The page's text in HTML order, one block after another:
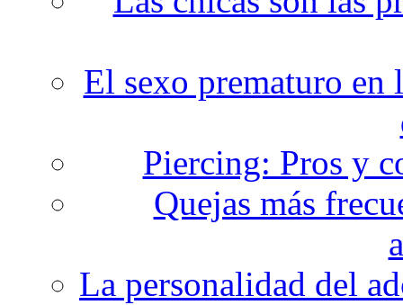
El sexo prematuro en
Piercing: Pros y
Quejas más
La personalidad del